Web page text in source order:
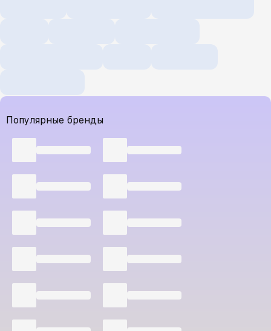
Популярные бренды